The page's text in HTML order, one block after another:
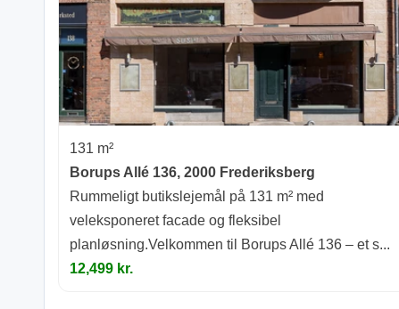
131 m²
Borups Allé 136, 2000 Frederiksberg
Rummeligt butikslejemål på 131 m² med
veleksponeret facade og fleksibel
planløsning.Velkommen til Borups Allé 136 – et s...
12,499 kr.